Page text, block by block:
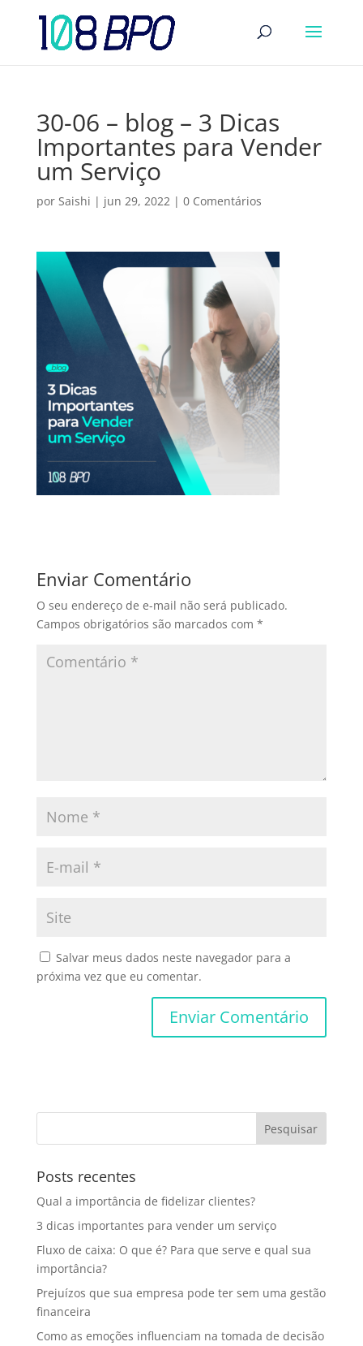
30-06 – blog – 3 Dicas
Importantes para Vender
um Serviço
por Saishi | jun 29, 2022| 0 Comentários
Enviar Comentário
O seu endereço de e-mail não será publicado.
Campos obrigatórios são marcados com *
Salvar meus dados neste navegador para a
próxima vez que eu comentar.
Posts recentes
Qual a importância de fidelizar clientes?
3 dicas importantes para vender um serviço
Fluxo de caixa: O que é? Para que serve e qual sua
importância?
Prejuízos que sua empresa pode ter sem uma gestão
financeira
Como as emoções influenciam na tomada de decisão